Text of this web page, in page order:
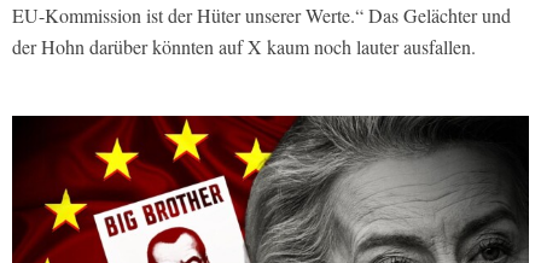
EU-Kommission ist der Hüter unserer Werte.“ Das Gelächter und
der Hohn darüber könnten auf X kaum noch lauter ausfallen.